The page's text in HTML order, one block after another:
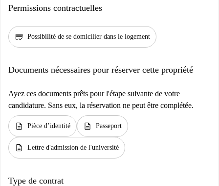
Permissions contractuelles
credit_score Possibilité de se domicilier dans le logement
Documents nécessaires pour réserver cette propriété
Ayez ces documents prêts pour l'étape suivante de votre
candidature. Sans eux, la réservation ne peut être complétée.
description Pièce d’identité description Passeport
description Lettre d'admission de l'université
Type de contrat